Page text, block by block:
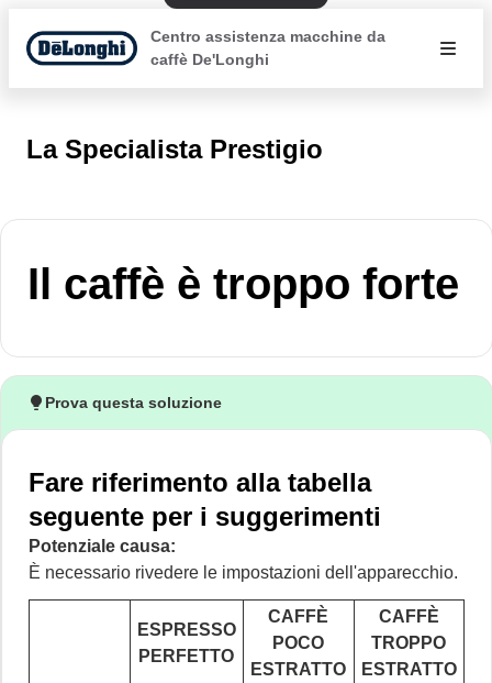
Centro assistenza macchine da
caffè De'Longhi
La Specialista Prestigio
Il caffè è troppo forte
Prova questa soluzione
Fare riferimento alla tabella
seguente per i suggerimenti
Potenziale causa:
È necessario rivedere le impostazioni dell'apparecchio.
ESPRESSO
PERFETTO
CAFFÈ
POCO
ESTRATTO
CAFFÈ
TROPPO
ESTRATTO